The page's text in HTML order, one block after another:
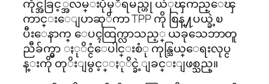
ကိုင္အခြင့္အလမ္းပိုမုိရမည္ဟု ယံုၾကည္ေၾ
ကာင္းေျပာဆုိကာ TPP ကို စြန္႔ပယ္ခဲ့ၿ
ပီးေနာက္ ေပၚထြက္လာသည့္ ယခုသေဘာတူ
ညီခ်က္မွာ ႏုိင္ငံေပါင္းစံု ကုန္သြယ္ေရးလုပ္င
န္းကို တုိးျမွင့္ႏုိင္ခဲ့ျခင္းျဖစ္သည္။